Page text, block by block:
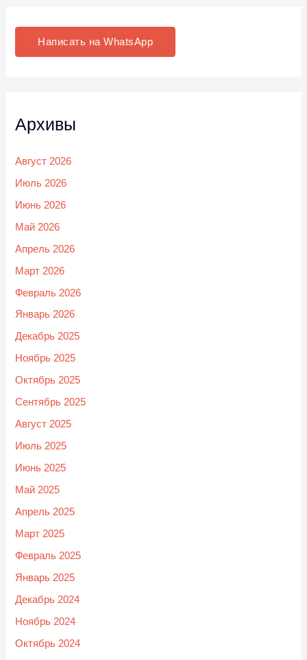
Написать на WhatsApp
Архивы
Август 2026
Июль 2026
Июнь 2026
Май 2026
Апрель 2026
Март 2026
Февраль 2026
Январь 2026
Декабрь 2025
Ноябрь 2025
Октябрь 2025
Сентябрь 2025
Август 2025
Июль 2025
Июнь 2025
Май 2025
Апрель 2025
Март 2025
Февраль 2025
Январь 2025
Декабрь 2024
Ноябрь 2024
Октябрь 2024